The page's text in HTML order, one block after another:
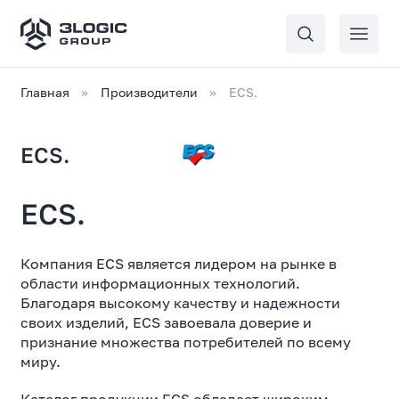
Главная Производители ECS.
ECS.
ECS.
Компания ECS является лидером на рынке в
области информационных технологий.
Благодаря высокому качеству и надежности
своих изделий, ECS завоевала доверие и
признание множества потребителей по всему
миру.